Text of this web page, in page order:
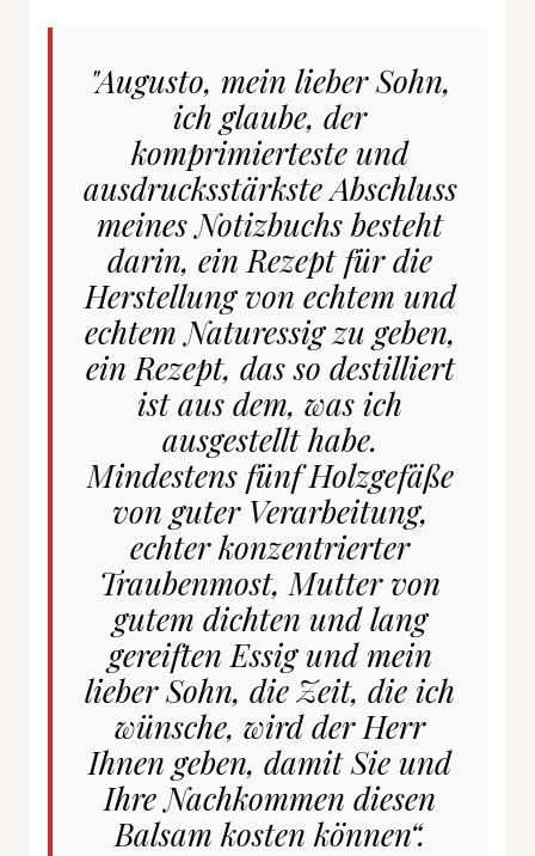
"Augusto, mein lieber Sohn,
ich glaube, der
komprimierteste und
ausdrucksstärkste Abschluss
meines Notizbuchs besteht
darin, ein Rezept für die
Herstellung von echtem und
echtem Naturessig zu geben,
ein Rezept, das so destilliert
ist aus dem, was ich
ausgestellt habe.
Mindestens fünf Holzgefäße
von guter Verarbeitung,
echter konzentrierter
Traubenmost, Mutter von
gutem dichten und lang
gereiften Essig und mein
lieber Sohn, die Zeit, die ich
wünsche, wird der Herr
Ihnen geben, damit Sie und
Ihre Nachkommen diesen
Balsam kosten können“.